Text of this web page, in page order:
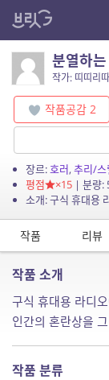
분열하
작가: 띠띠리
작품공감 2
장르:호러,추리/스
평점
×15| 분량:
작품 리뷰
작품 소개
구식 휴대용 라디
인간의 혼란상을
작품 분류